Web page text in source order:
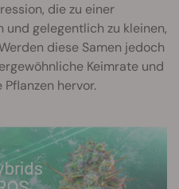
die zu einer
gelegentlich zu kleinen,
diese Samen jedoch
Keimrate und
hervor.